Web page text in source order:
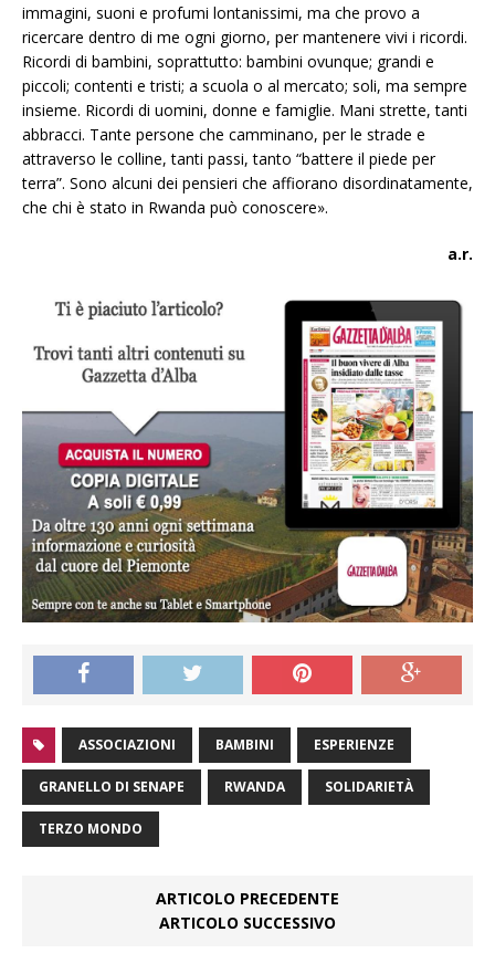
immagini, suoni e profumi lontanissimi, ma che provo a
ricercare dentro di me ogni giorno, per mantenere vivi i ricordi.
Ricordi di bambini, soprattutto: bambini ovunque; grandi e
piccoli; contenti e tristi; a scuola o al mercato; soli, ma sempre
insieme. Ricordi di uomini, donne e famiglie. Mani strette, tanti
abbracci. Tante persone che camminano, per le strade e
attraverso le colline, tanti passi, tanto “battere il piede per
terra”. Sono alcuni dei pensieri che affiorano disordinatamente,
che chi è stato in Rwanda può conoscere».
a.r.
ASSOCIAZIONI BAMBINI ESPERIENZE
GRANELLO DI SENAPE RWANDA SOLIDARIETÀ
TERZO MONDO
ARTICOLO PRECEDENTE
ARTICOLO SUCCESSIVO